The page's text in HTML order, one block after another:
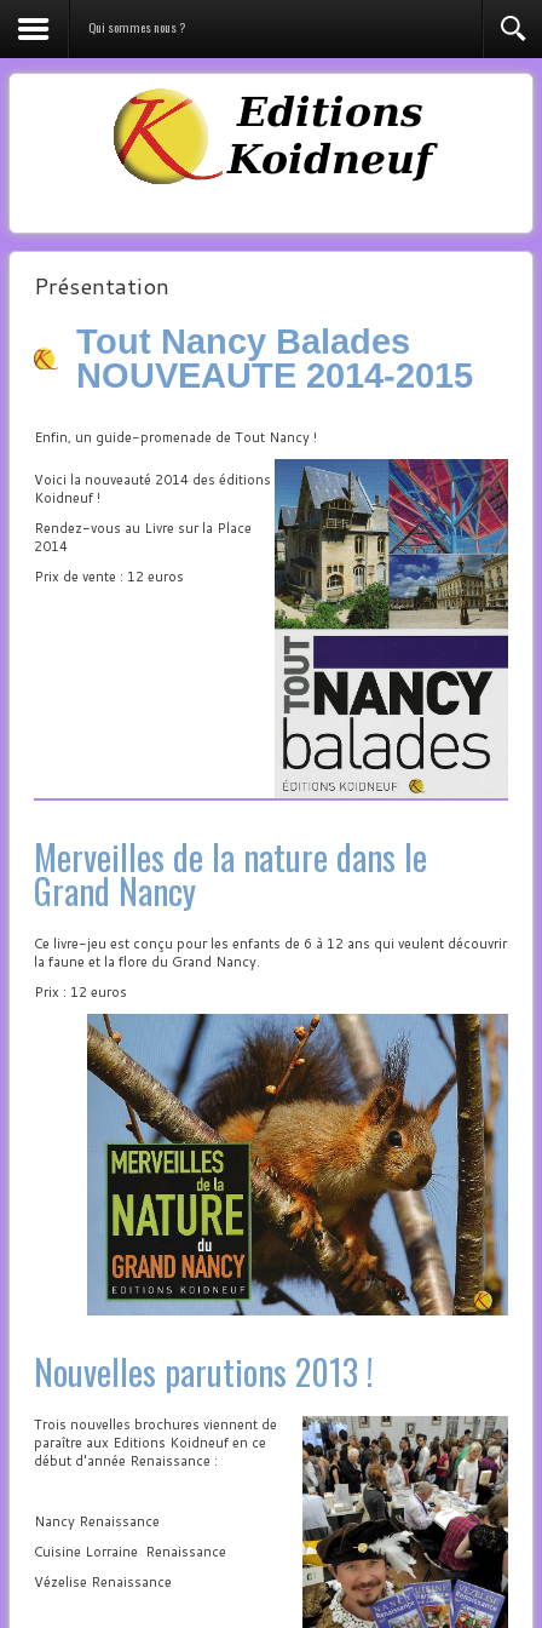
Qui sommes nous ?
Présentation
Tout Nancy Balades
NOUVEAUTE 2014-2015
Enfin, un guide-promenade de Tout Nancy !
Voici la nouveauté 2014 des éditions
Koidneuf !
Rendez-vous au Livre sur la Place
2014
Prix de vente : 12 euros
Merveilles de la nature dans le
Grand Nancy
Ce livre-jeu est conçu pour les enfants de 6 à 12 ans qui veulent découvrir
la faune et la flore du Grand Nancy.
Prix : 12 euros
Nouvelles parutions 2013 !
Trois nouvelles brochures viennent de
paraître aux Editions Koidneuf en ce
début d'année Renaissance :
Nancy Renaissance
Cuisine Lorraine Renaissance
Vézelise Renaissance